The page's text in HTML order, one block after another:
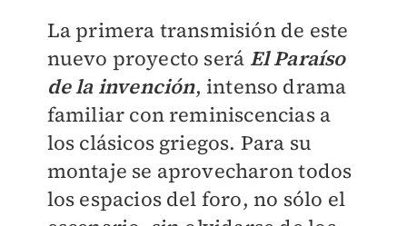
La primera transmisión de este
nuevo proyecto será El Paraíso
de la invención, intenso drama
familiar con reminiscencias a
los clásicos griegos. Para su
montaje se aprovecharon todos
los espacios del foro, no sólo el